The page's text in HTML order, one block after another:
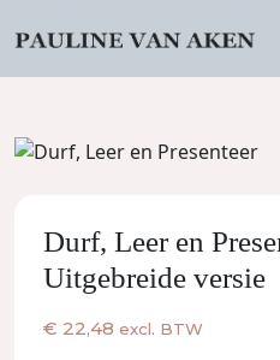
Durf, Leer en
Uitgebreide versie
€ 22,48 excl. BTW